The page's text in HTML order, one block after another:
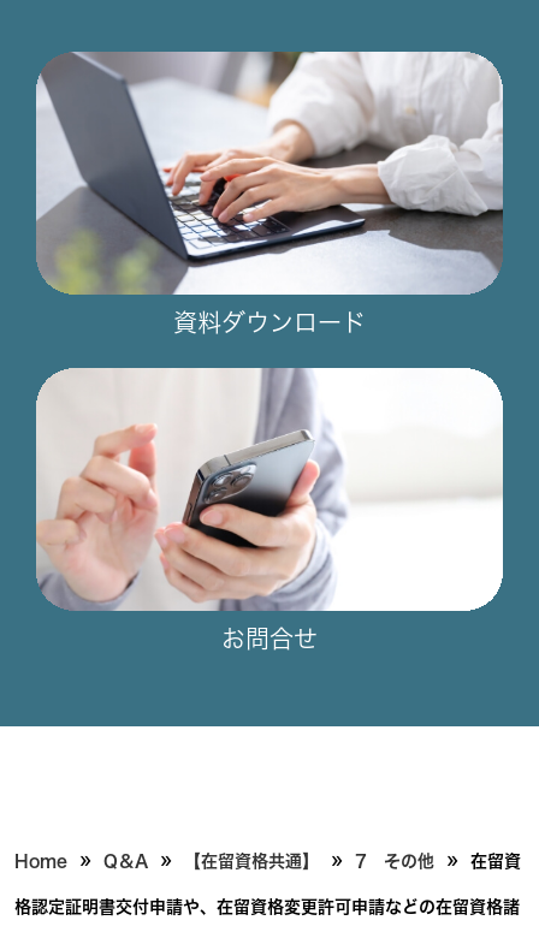
資料ダウンロード
お問合せ
Home » Q＆A » 【在留資格共通】 » 7 その他 » 在留資
格認定証明書交付申請や、在留資格変更許可申請などの在留資格諸